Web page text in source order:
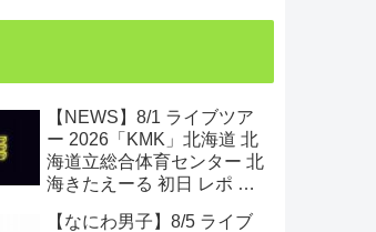
【NEWS】8/1 ライブツア
ー 2026「KMK」北海道 北
海道立総合体育センター 北
海きたえーる 初日 レポ ま
【なにわ男子】8/5 ライブ